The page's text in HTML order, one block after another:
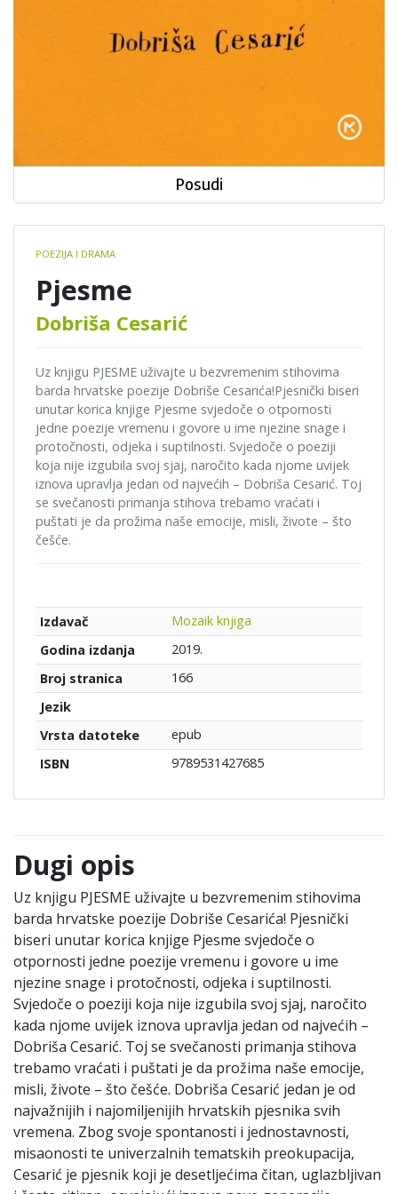
details
POEZIJA I DRAMA
Pjesme
Dobriša Cesarić
Uz knjigu PJESME uživajte u bezvremenim stihovima
barda hrvatske poezije Dobriše Cesarića!Pjesnički biseri
unutar korica knjige Pjesme svjedoče o otpornosti
jedne poezije vremenu i govore u ime njezine snage i
protočnosti, odjeka i suptilnosti. Svjedoče o poeziji
koja nije izgubila svoj sjaj, naročito kada njome uvijek
iznova upravlja jedan od najvećih – Dobriša Cesarić. Toj
se svečanosti primanja stihova trebamo vraćati i
puštati je da prožima naše emocije, misli, živote – što
češće.
Izdavač
Mozaik knjiga
Godina izdanja
2019.
Broj stranica
166
Jezik
Vrsta datoteke
epub
ISBN
9789531427685
Posudi
Dugi opis
Uz knjigu PJESME uživajte u bezvremenim stihovima
barda hrvatske poezije Dobriše Cesarića! Pjesnički
biseri unutar korica knjige Pjesme svjedoče o
otpornosti jedne poezije vremenu i govore u ime
njezine snage i protočnosti, odjeka i suptilnosti.
Svjedoče o poeziji koja nije izgubila svoj sjaj, naročito
kada njome uvijek iznova upravlja jedan od najvećih –
Dobriša Cesarić. Toj se svečanosti primanja stihova
trebamo vraćati i puštati je da prožima naše emocije,
misli, živote – što češće. Dobriša Cesarić jedan je od
najvažnijih i najomiljenijih hrvatskih pjesnika svih
vremena. Zbog svoje spontanosti i jednostavnosti,
misaonosti te univerzalnih tematskih preokupacija,
Cesarić je pjesnik koji je desetljećima čitan, uglazbljivan